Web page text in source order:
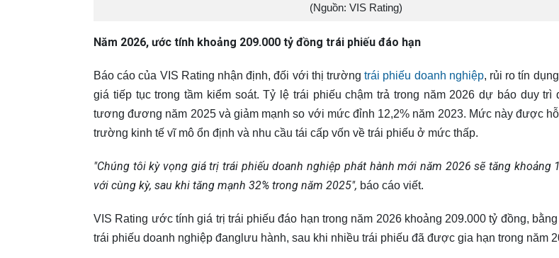
(Nguồn: VIS Rating)
Năm 2026, ước tính khoảng 209.000 tỷ đồng trái phiếu đáo hạn
Báo cáo của VIS Rating nhận định, đối với thị trường trái phiếu doanh nghiệp, rủi ro tín
giá tiếp tục trong tầm kiểm soát. Tỷ lệ trái phiếu chậm trả trong năm 2026 dự báo duy trì
tương đương năm 2025 và giảm mạnh so với mức đỉnh 12,2% năm 2023. Mức này được
trường kinh tế vĩ mô ổn định và nhu cầu tái cấp vốn về trái phiếu ở mức thấp.
"Chúng tôi kỳ vọng giá trị trái phiếu doanh nghiệp phát hành mới năm 2026 sẽ tăng khoảng
với cùng kỳ, sau khi tăng mạnh 32% trong năm 2025", báo cáo viết.
VIS Rating ước tính giá trị trái phiếu đáo hạn trong năm 2026 khoảng 209.000 tỷ đồng,
trái phiếu doanh nghiệp đanglưu hành, sau khi nhiều trái phiếu đã được gia hạn trong năm